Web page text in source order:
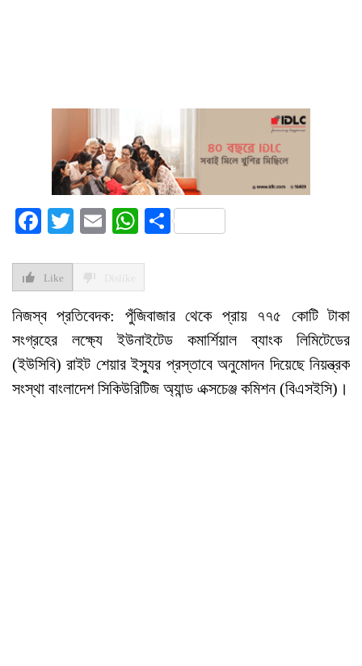
Facebook
TwitterEmailWhatsApp
Share
Like
নিজস্ব প্রতিবেদক: পুঁজিবাজার থেকে প্রায় ৭৭৫ কোটি টাকা
সংগ্রহের লক্ষ্যে ইউনাইটেড কমার্শিয়াল ব্যাংক লিমিটেডের
(ইউসিবি) রাইট শেয়ার ইস্যুর প্রস্তাবে অনুমোদন দিয়েছে নিয়ন্ত্রক
সংস্থা বাংলাদেশ সিকিউরিটিজ অ্যান্ড এক্সচেঞ্জ কমিশন (বিএসইসি)।